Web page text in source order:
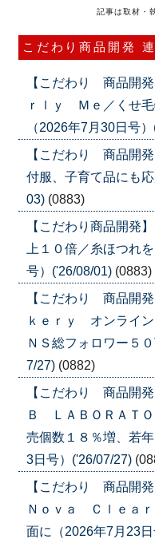
記事は取材・
こだわり商品開発
【こだわり 商品開
ｒｌｙ Ｍｅ／くせ
（2026年7月30日号
【こだわり 商品開
付服、子育て品にも
03) (0883)
【こだわり商品開
上１０倍／糸ほつれ
号）('26/08/01) (0883)
【こだわり 商品開
ｋｅｒｙ オンライ
ＮＳ総フォロワー５
7/27) (0882)
【こだわり 商品開
Ｂ ＬＡＢＯＲＡＴ
売個数１８％増、若
3日号）('26/07/27)
【こだわり 商品開
Ｎｏｖａ Ｃｌｅａ
面に（2026年7月23